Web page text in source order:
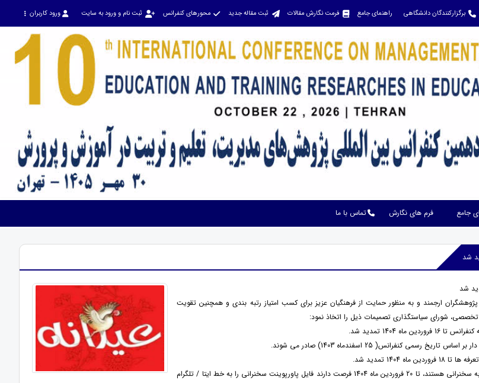
برگزارکنندگان دانشگاهی راهنمای جامع فرمت نگارش مقالات ثبت مقاله جدید محورهای کنفرانس ثبت نام و ورود به سایت ورود کاربران
جامع فرم های نگارش تماس با ما
شد
شد
ارجمند و به منظور حمایت از فرهنگیان عزیز برای کسب امتیاز رتبه بندی و همچنین تقویت
تخصصی، شورای سیاستگذاری تصمیمات ذیل را اتخاذ نمود:
4. پژوهشگران ارجمندی که مایل به سخنرانی هستند، تا 20 فروردین ماه 1404 فرصت دارند فایل پاورپوینت سخنرانی را به خط ایتا / تلگرام